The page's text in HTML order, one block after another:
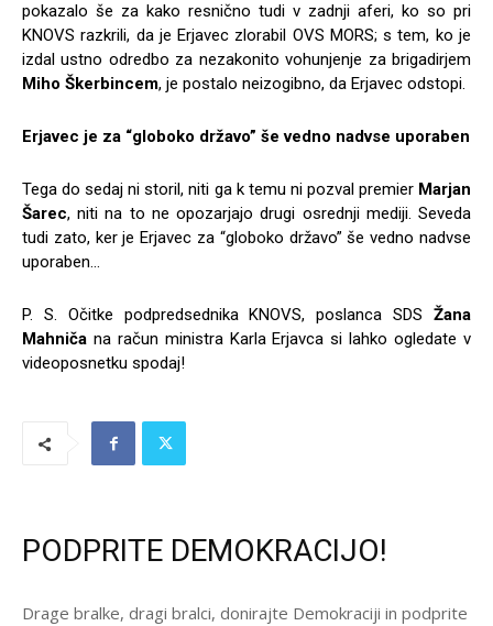
pokazalo še za kako resnično tudi v zadnji aferi, ko so pri
KNOVS razkrili, da je Erjavec zlorabil OVS MORS; s tem, ko je
izdal ustno odredbo za nezakonito vohunjenje za brigadirjem
Miho Škerbincem, je postalo neizogibno, da Erjavec odstopi.
Erjavec je za “globoko državo” še vedno nadvse uporaben
Tega do sedaj ni storil, niti ga k temu ni pozval premier Marjan
Šarec, niti na to ne opozarjajo drugi osrednji mediji. Seveda
tudi zato, ker je Erjavec za “globoko državo” še vedno nadvse
uporaben…
P. S. Očitke podpredsednika KNOVS, poslanca SDS Žana
Mahniča na račun ministra Karla Erjavca si lahko ogledate v
videoposnetku spodaj!
PODPRITE DEMOKRACIJO!
Drage bralke, dragi bralci, donirajte Demokraciji in podprite